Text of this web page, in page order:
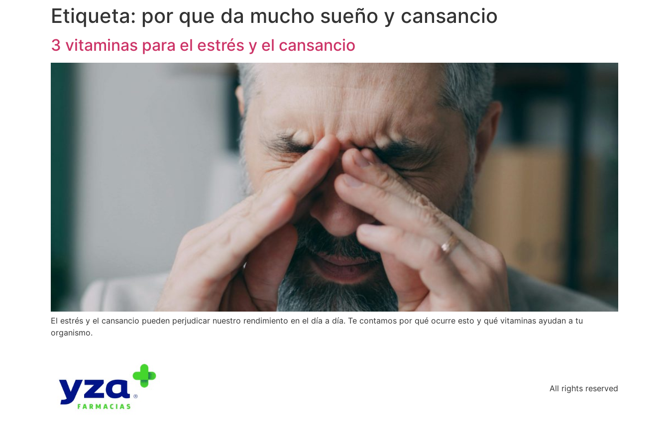
Etiqueta: por que da mucho sueño y cansancio
3 vitaminas para el estrés y el cansancio
El estrés y el cansancio pueden perjudicar nuestro rendimiento en el día a día. Te contamos por qué ocurre esto y qué vitaminas ayudan a tu
organismo.
All rights reserved